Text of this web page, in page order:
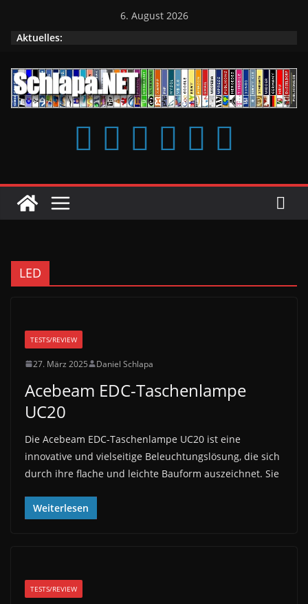
6. August 2026
Aktuelles:
LED
TESTS/REVIEW
27. März 2025 Daniel Schlapa
Acebeam EDC-Taschenlampe
UC20
Die Acebeam EDC-Taschenlampe UC20 ist eine
innovative und vielseitige Beleuchtungslösung, die sich
durch ihre flache und leichte Bauform auszeichnet. Sie
Weiterlesen
TESTS/REVIEW